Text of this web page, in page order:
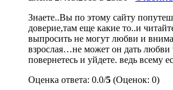
Знаете..Вы по этому сайту
доверие,там еще какие то..и
выпросить не могут любви и
взрослая…не может он дать любви
повернетесь и уйдете. ведь всему
Оценка ответа: 0.0/5 (Оценок: 0)